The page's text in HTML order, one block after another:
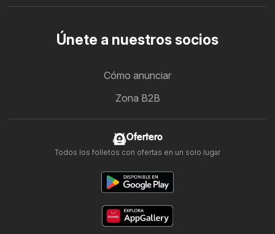
Únete a nuestros socios
Cómo anunciar
Zona B2B
Ofertero
Todos los folletos con ofertas en un solo lugar